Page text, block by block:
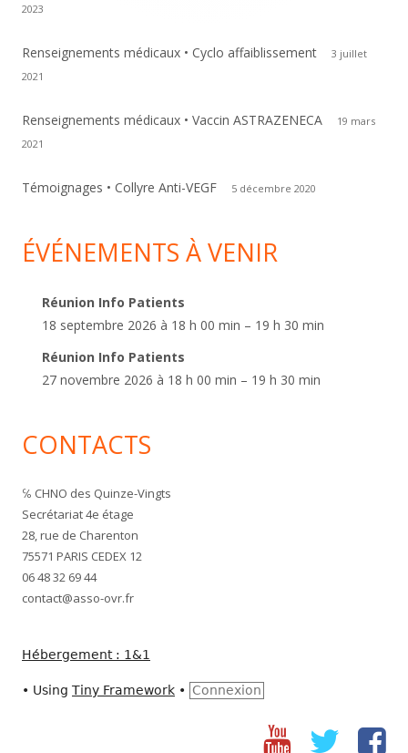
2023
Renseignements médicaux • Cyclo affaiblissement
3 juillet
2021
Renseignements médicaux • Vaccin ASTRAZENECA
19 mars
2021
Témoignages • Collyre Anti-VEGF 5 décembre 2020
ÉVÉNEMENTS À VENIR
Réunion Info Patients
18 septembre 2026 à 18 h 00 min – 19 h 30 min
Réunion Info Patients
27 novembre 2026 à 18 h 00 min – 19 h 30 min
CONTACTS
℅ CHNO des Quinze-Vingts
Secrétariat 4e étage
28, rue de Charenton
75571 PARIS CEDEX 12
06 48 32 69 44
contact@asso-ovr.fr
Hébergement : 1&1
• Using Tiny Framework • Connexion
Youtube Twitter